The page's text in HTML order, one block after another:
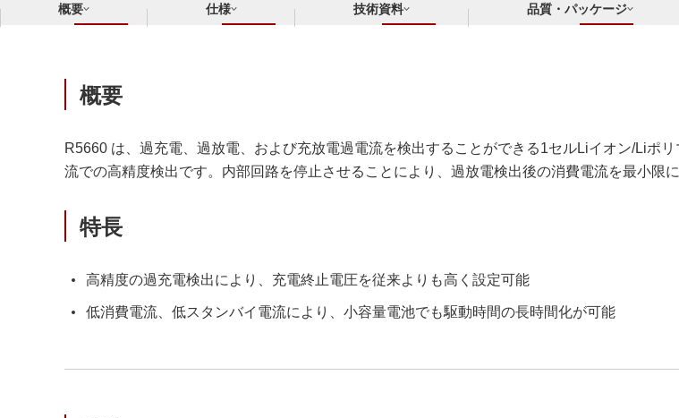
概要 仕様 技術資料 品質・パッケージ
概要
R5660 は、過充電、過放電、および充放電過電流を検出することができる1セルLiイオン/Liポ
流での高精度検出です。内部回路を停止させることにより、過放電検出後の消費電流を最小限
特長
高精度の過充電検出により、充電終止電圧を従来よりも高く設定可能
低消費電流、低スタンバイ電流により、小容量電池でも駆動時間の長時間化が可能